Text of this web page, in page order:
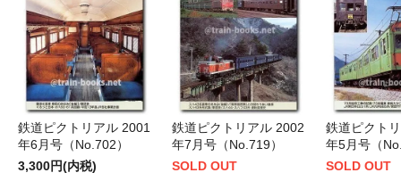
鉄道ピクトリアル 2001
年6月号（No.702）
3,300円(内税)
鉄道ピクトリアル 2002
年7月号（No.719）
SOLD OUT
鉄道ピクト
年5月号（
SOLD OUT